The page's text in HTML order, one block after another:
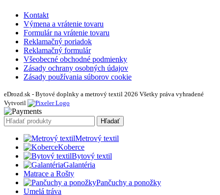
Kontakt
Výmena a vrátenie tovaru
Formulár na vrátenie tovaru
Reklamačný poriadok
Reklamačný formulár
Všeobecné obchodné podmienky
Zásady ochrany osobných údajov
Zásady používania súborov cookie
eDrozd.sk - Bytové doplnky a metrový textil 2026 Všetky práva vyhradené
Vytvoril
Hľadať
Metrový textil
Koberce
Bytový textil
Galantéria
Matrace a Rošty
Pančuchy a ponožky
Umelá tráva